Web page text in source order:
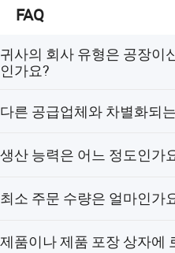
명이다.
FAQ
귀사의 회사 유형은 공장이
인가요?
다른 공급업체와 차별화되
저희는 고객의 요구 사항뿐만
스트 장비를 보유하고 있습니
연구 개발 부서를 갖추고 있으
면 100% 안심하실 수 있습니다.
생산 능력은 어느 정도인가
은 약 10,000개입니다.
최소 주문 수량은 얼마인가
위해 샘플 제공도 가능합니다.
제품이나 제품 포장 상자에